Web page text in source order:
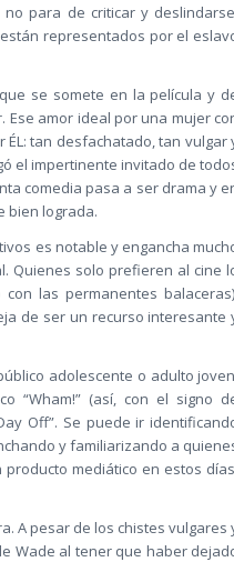
para de criticar y
representados por el
se somete en la película y
amor ideal por una mujer
tan desfachatado, tan vulgar
el impertinente invitado de
comedia pasa a ser drama y
bien lograda.
es notable y engancha
Quienes solo prefieren al cine
las permanentes
de ser un recurso interesante
adolescente o adulto
“Wham!” (así, con el signo
Off”. Se puede ir
y familiarizando a
mediático en estos
A pesar de los chistes vulgares
Wade al tener que haber